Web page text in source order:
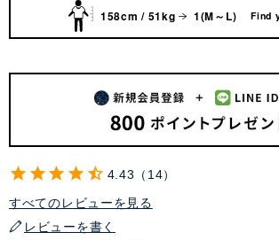
158cm / 51kg 1(M～L) Find
4.43
14
すべてのレビューを見る
レビューを書く